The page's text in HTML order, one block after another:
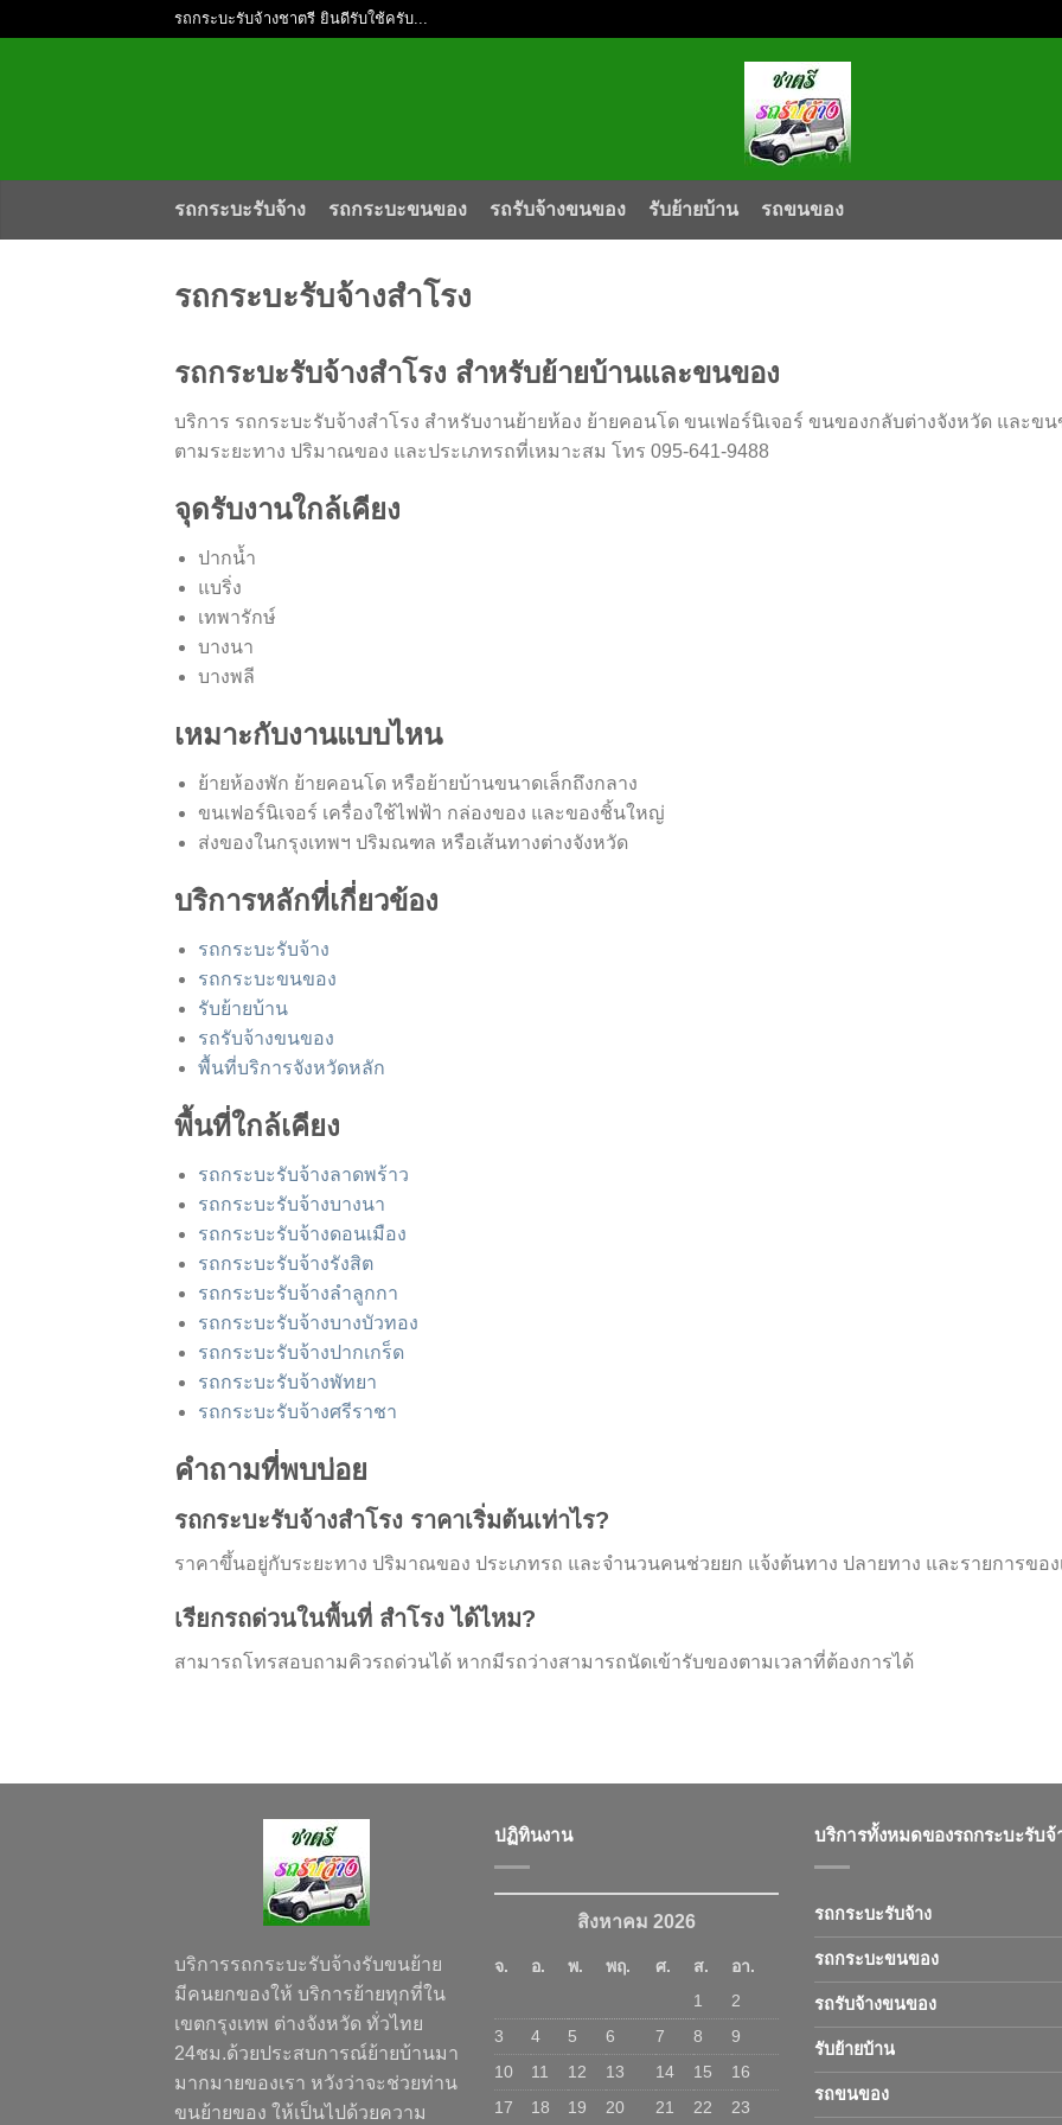
รถกระบะรับจ้างชาตรี ยินดีรับใช้ครับ...
รถกระบะรับจ้าง รถกระบะขนของ รถรับจ้างขนของ รับย้ายบ้าน รถขนของ
รถกระบะรับจ้างสำโรง
รถกระบะรับจ้างสำโรง สำหรับย้ายบ้านและขนของ
บริการ รถกระบะรับจ้างสำโรง สำหรับงานย้ายห้อง ย้ายคอนโด ขนเฟอร์นิเจอร์ ขนของกลับต่างจังหวัด และข
ตามระยะทาง ปริมาณของ และประเภทรถที่เหมาะสม โทร 095-641-9488
จุดรับงานใกล้เคียง
ปากน้ำ
แบริ่ง
เทพารักษ์
บางนา
บางพลี
เหมาะกับงานแบบไหน
ย้ายห้องพัก ย้ายคอนโด หรือย้ายบ้านขนาดเล็กถึงกลาง
ขนเฟอร์นิเจอร์ เครื่องใช้ไฟฟ้า กล่องของ และของชิ้นใหญ่
ส่งของในกรุงเทพฯ ปริมณฑล หรือเส้นทางต่างจังหวัด
บริการหลักที่เกี่ยวข้อง
รถกระบะรับจ้าง
รถกระบะขนของ
รับย้ายบ้าน
รถรับจ้างขนของ
พื้นที่บริการจังหวัดหลัก
พื้นที่ใกล้เคียง
รถกระบะรับจ้างลาดพร้าว
รถกระบะรับจ้างบางนา
รถกระบะรับจ้างดอนเมือง
รถกระบะรับจ้างรังสิต
รถกระบะรับจ้างลำลูกกา
รถกระบะรับจ้างบางบัวทอง
รถกระบะรับจ้างปากเกร็ด
รถกระบะรับจ้างพัทยา
รถกระบะรับจ้างศรีราชา
คำถามที่พบบ่อย
รถกระบะรับจ้างสำโรง ราคาเริ่มต้นเท่าไร?
ราคาขึ้นอยู่กับระยะทาง ปริมาณของ ประเภทรถ และจำนวนคนช่วยยก แจ้งต้นทาง ปลายทาง และรายการของ
เรียกรถด่วนในพื้นที่ สำโรง ได้ไหม?
สามารถโทรสอบถามคิวรถด่วนได้ หากมีรถว่างสามารถนัดเข้ารับของตามเวลาที่ต้องการได้
บริการรถกระบะรับจ้างรับขนย้าย
มีคนยกของให้ บริการย้ายทุกที่ใน
เขตกรุงเทพ ต่างจังหวัด ทั่วไทย
24ชม.ด้วยประสบการณ์ย้ายบ้านมา
มากมายของเรา หวังว่าจะช่วยท่าน
ขนย้ายของ ให้เป็นไปด้วยความ
ปฏิทินงาน
สิงหาคม 2026
จ. อ. พ. พฤ. ศ. ส.
อา.
1
2
3
4 5 6 7 8
9
10
11 12 13 14 15
16
17
18 19 20 21 22 23
บริการทั้งหมดของรถกระบะรับจ้
รถกระบะรับจ้าง
รถกระบะขนของ
รถรับจ้างขนของ
รับย้ายบ้าน
รถขนของ